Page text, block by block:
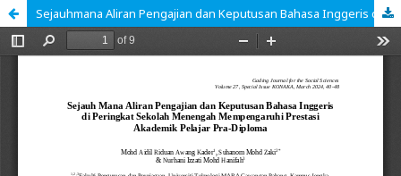
Sejauhmana Aliran Pengajian dan Keputusan Bahasa Inggeris di Peringkat Sekolah Menengah Mempengaruhi Prestasi Akademik Pelajar Pra-Diploma